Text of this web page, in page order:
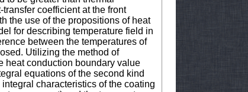
coefficient at the front
the use of the propositions of heat
for describing temperature field in
between the temperatures of
Utilizing the method of
heat conduction boundary value
equations of the second kind
characteristics of the coating